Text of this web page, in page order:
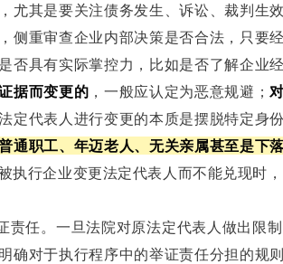
尤其是要关注债务发生、诉讼、裁判生
，侧重审查企业内部决策是否合法，只要
否具有实际掌控力，比如是否了解企业
据而变更的 ，一般应认定为恶意规避；
定代表人进行变更的本质是摆脱特定身
通职工、年迈老人、无关亲属甚至是下
执行企业变更法定代表人而不能兑现时
责任。一旦法院对原法定代表人做出限
确对于执行程序中的举证责任分担的规